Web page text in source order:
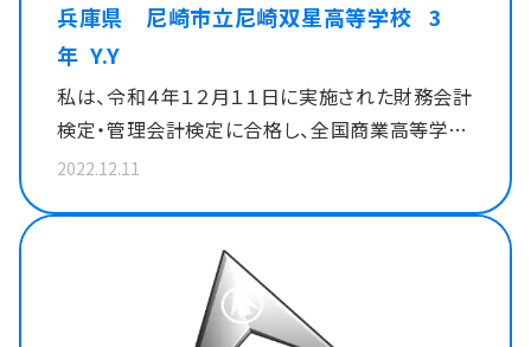
在籍しているので、授業では習わない科目が多く、
自力で勉強をする必要がありました。特に、情報
処理検定ビジネス情報部門では、聞き慣れない専
門用語や複雑な関数に、なかなか応用が利かず、
何度問題を解き直し勉強しても点数が伸びなか
合い、高め合えるクラスメイトがいたことはもちろ
ん、昼休みや放課後を利用して個別に指導をして
くださる先生方がいたことは、私にとって検定合
兵庫県 尼崎市立尼崎双星高等学校 3
年 Y.Y
私は、令和４年１２月１１日に実施された財務会計
検定・管理会計検定に合格し、全国商業高等学校
協会が主催する９種目の検定試験１級に合格し、
はいましたが、はじめは商業に全く興味がなく、な
かなか積極的に検定に取り組むことができません
でした。私が9冠を目指すようになったきっかけは
2022.12.11